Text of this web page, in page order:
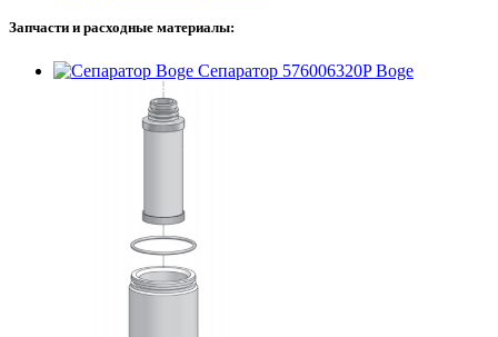
Запчасти и расходные материалы:
Cепаратор 576006320P Boge